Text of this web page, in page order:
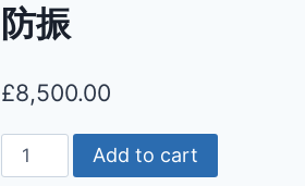
防振
£8,500.00
Add to cart